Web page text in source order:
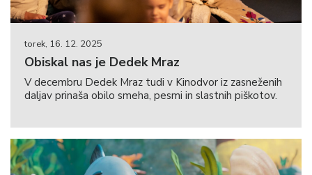
torek, 16. 12. 2025
Obiskal nas je Dedek Mraz
V decembru Dedek Mraz tudi v Kinodvor iz zasneženih
daljav prinaša obilo smeha, pesmi in slastnih piškotov.